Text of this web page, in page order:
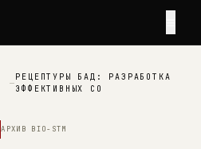
—
РЕЦЕПТУРЫ БАД: РАЗРАБОТКА
ЭФФЕКТИВНЫХ СО
АРХИВ BIO-STM